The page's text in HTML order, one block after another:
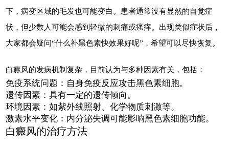
下，病变区域的毛发也可能变白。患者通常没有显然的自觉症
状，但少数人可能会感到轻微的刺痛或瘙痒。出现类似症状后，
大家都会疑问“什么补黑色素快效果好呢”，希望可以尽快恢复。
白癜风的发病机制复杂，目前认为与多种因素有关，包括：
免疫系统问题：自身免疫反应攻击黑色素细胞。
遗传因素：具有一定的遗传倾向。
环境因素：如紫外线照射、化学物质刺激等。
激素水平变化：内分泌失调可能影响黑色素细胞功能。
白癜风的治疗方法